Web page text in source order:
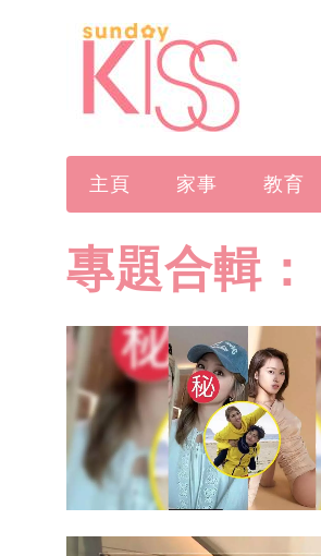
主頁 家事 教育
專題合輯：